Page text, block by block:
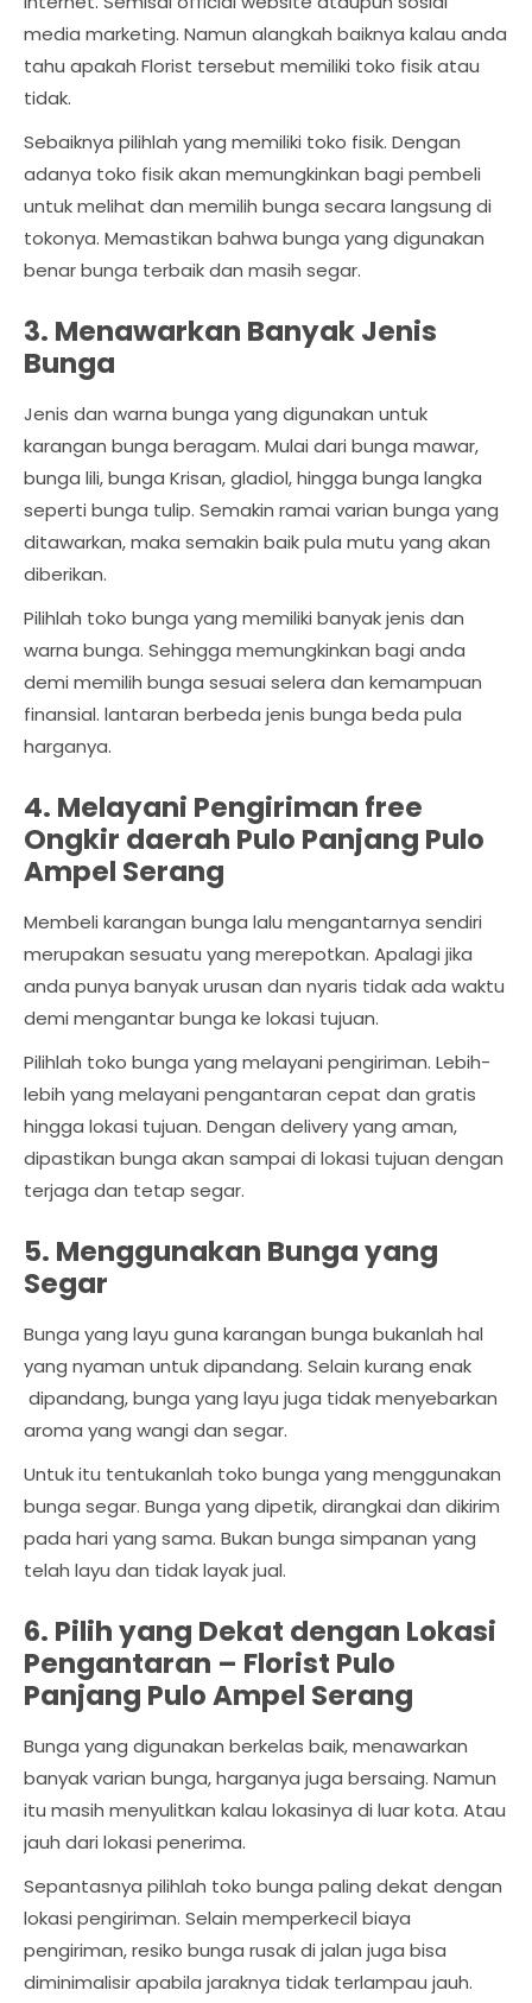
media marketing. Namun alangkah baiknya kalau anda
tahu apakah Florist tersebut memiliki toko fisik atau
tidak.
Sebaiknya pilihlah yang memiliki toko fisik. Dengan
adanya toko fisik akan memungkinkan bagi pembeli
untuk melihat dan memilih bunga secara langsung di
tokonya. Memastikan bahwa bunga yang digunakan
benar bunga terbaik dan masih segar.
3. Menawarkan Banyak Jenis
Bunga
Jenis dan warna bunga yang digunakan untuk
karangan bunga beragam. Mulai dari bunga mawar,
bunga lili, bunga Krisan, gladiol, hingga bunga langka
seperti bunga tulip. Semakin ramai varian bunga yang
ditawarkan, maka semakin baik pula mutu yang akan
diberikan.
Pilihlah toko bunga yang memiliki banyak jenis dan
warna bunga. Sehingga memungkinkan bagi anda
demi memilih bunga sesuai selera dan kemampuan
finansial. lantaran berbeda jenis bunga beda pula
harganya.
4. Melayani Pengiriman free
Ongkir daerah Pulo Panjang Pulo
Ampel Serang
Membeli karangan bunga lalu mengantarnya sendiri
merupakan sesuatu yang merepotkan. Apalagi jika
anda punya banyak urusan dan nyaris tidak ada waktu
demi mengantar bunga ke lokasi tujuan.
Pilihlah toko bunga yang melayani pengiriman. Lebih-
lebih yang melayani pengantaran cepat dan gratis
hingga lokasi tujuan. Dengan delivery yang aman,
dipastikan bunga akan sampai di lokasi tujuan dengan
terjaga dan tetap segar.
5. Menggunakan Bunga yang
Segar
Bunga yang layu guna karangan bunga bukanlah hal
yang nyaman untuk dipandang. Selain kurang enak
dipandang, bunga yang layu juga tidak menyebarkan
aroma yang wangi dan segar.
Untuk itu tentukanlah toko bunga yang menggunakan
bunga segar. Bunga yang dipetik, dirangkai dan dikirim
pada hari yang sama. Bukan bunga simpanan yang
telah layu dan tidak layak jual.
6. Pilih yang Dekat dengan Lokasi
Pengantaran – Florist Pulo
Panjang Pulo Ampel Serang
Bunga yang digunakan berkelas baik, menawarkan
banyak varian bunga, harganya juga bersaing. Namun
itu masih menyulitkan kalau lokasinya di luar kota. Atau
jauh dari lokasi penerima.
Sepantasnya pilihlah toko bunga paling dekat dengan
lokasi pengiriman. Selain memperkecil biaya
pengiriman, resiko bunga rusak di jalan juga bisa
diminimalisir apabila jaraknya tidak terlampau jauh.